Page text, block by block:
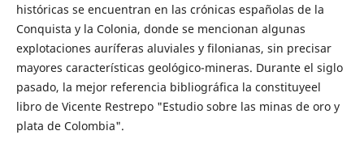
históricas se encuentran en las crónicas españolas de la
Conquista y la Colonia, donde se mencionan algunas
explotaciones auríferas aluviales y filonianas, sin precisar
mayores características geológico-mineras. Durante el siglo
pasado, la mejor referencia bibliográfica la constituyeel
libro de Vicente Restrepo "Estudio sobre las minas de oro y
plata de Colombia".